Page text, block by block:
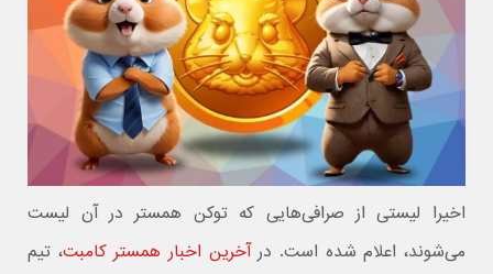
اخیرا لیستی از صرافی‌هایی که توکن همستر در آن لیست
می‌شوند، اعلام شده است. درآخرین اخبار همستر کامبت، تیم